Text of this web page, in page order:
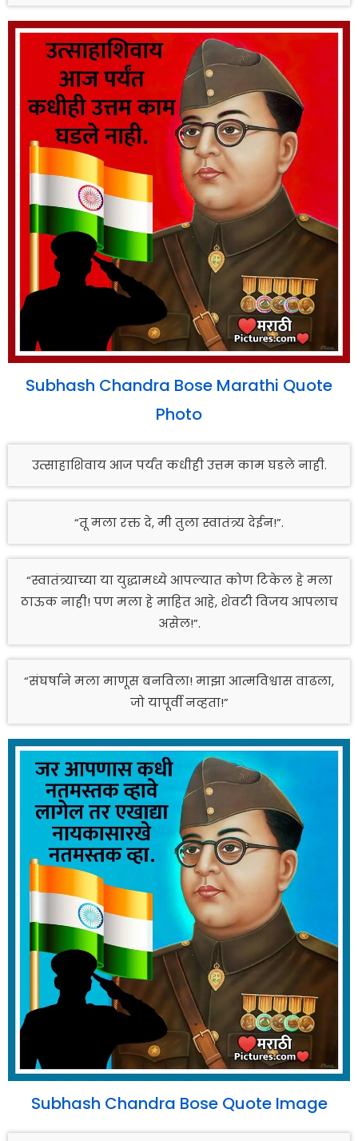
Subhash Chandra Bose Marathi Quote
Photo
उत्साहाशिवाय आज पर्यंत कधीही उत्तम काम घडले नाही.
“तू मला रक्त दे, मी तुला स्वातंत्र्य देईन!”.
“स्वातंत्र्याच्या या युद्धामध्ये आपल्यात कोण टिकेल हे मला
ठाऊक नाही! पण मला हे माहित आहे, शेवटी विजय आपलाच
असेल!”.
“संघर्षाने मला माणूस बनविला! माझा आत्मविश्वास वाढला,
जो यापूर्वी नव्हता!”
Subhash Chandra Bose Quote Image